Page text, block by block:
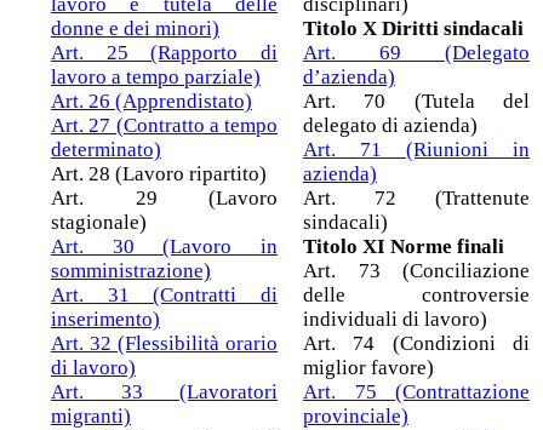
donne e dei minori)
Art. 25 (Rapporto di
lavoro a tempo parziale)
Art. 26 (Apprendistato)
Art. 27 (Contratto a tempo
determinato)
Art. 28 (Lavoro ripartito)
Art. 29 (Lavoro
stagionale)
Art. 30 (Lavoro in
somministrazione)
Art. 31 (Contratti di
inserimento)
Art. 32 (Flessibilità orario
di lavoro)
Art. 33 (Lavoratori
migranti)
Titolo X Diritti sindacali
Art. 69 (Delegato
d’azienda)
Art. 70 (Tutela del
delegato di azienda)
Art. 71 (Riunioni in
azienda)
Art. 72 (Trattenute
sindacali)
Titolo XI Norme finali
Art. 73 (Conciliazione
delle controversie
individuali di lavoro)
Art. 74 (Condizioni di
miglior favore)
Art. 75 (Contrattazione
provinciale)